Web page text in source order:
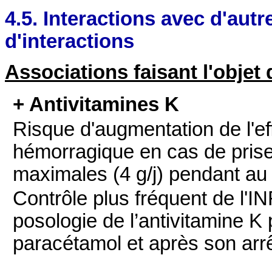
4.5. Interactions avec
d'interactions
Associations faisant l'objet
+ Antivitamines K
Risque d'augmentation de
hémorragique en cas de
maximales (4 g/j) pendant
Contrôle plus fréquent de
posologie de l’antivitamine
paracétamol et après son